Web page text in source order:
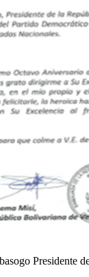
Presidente